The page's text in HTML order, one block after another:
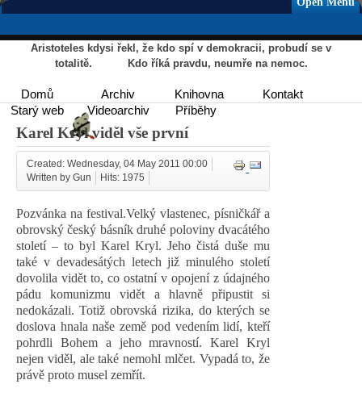
Aristoteles kdysi řekl, že kdo spí v demokracii, probudí se v
totalitě. Kdo říká pravdu, neumře na nemoc.
Domů Archiv Knihovna
Kontakt
Starý web
Videoarchiv Příběhy
Karel Kryl viděl vše první
Created: Wednesday, 04 May 2011 00:00
Written by Gun
Hits: 1975
Pozvánka na festival.Velký vlastenec, písničkář a
obrovský český básník druhé poloviny dvacátého
století – to byl Karel Kryl. Jeho čistá duše mu
také v devadesátých letech již minulého století
dovolila vidět to, co ostatní v opojení z údajného
pádu komunizmu vidět a hlavně připustit si
nedokázali. Totiž obrovská rizika, do kterých se
doslova hnala naše země pod vedením lidí, kteří
pohrdli Bohem a jeho mravností. Karel Kryl
nejen viděl, ale také nemohl mlčet. Vypadá to, že
právě proto musel zemřít.